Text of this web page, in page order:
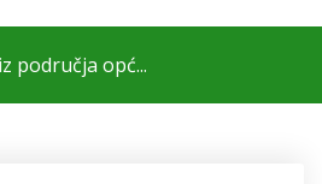
područja opć...